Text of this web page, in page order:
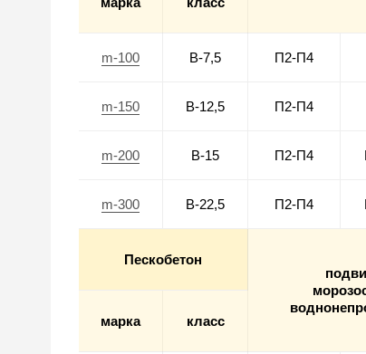
m-100 В-7,5 П2-П4
m-150 В-12,5 П2-П4
m-200 В-15 П2-П4
m-300 В-22,5 П2-П4
Пескобетон
марка
класс